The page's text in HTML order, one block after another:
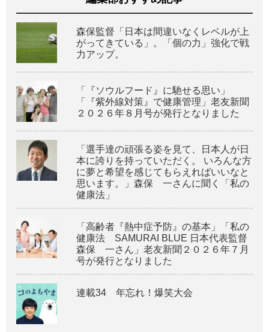
森保監督「日本は間違いなくレベルが上
がってきている」。「個の力」強化で戦
力アップ。
「『ソウルフード』に馳せる思い」
「『紫外線対策』で健康管理」老友新聞
２０２６年８月号が発行となりました
「選手達の頑張る姿を見て、日本人が日
本に誇りを持っていただく。 いろんな方
に夢と希望を感じてもらえればいいなと
思います。」森保 一さんに聞く「私の
健康法」
「高齢者『熱中症予防』の基本」「私の
健康法 SAMURAI BLUE 日本代表監督
森保 一さん」老友新聞２０２６年７月
号が発行となりました
連載34 年忘れ！爆笑大会